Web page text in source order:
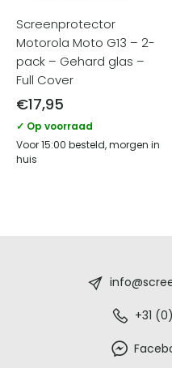
Screenprotector
Motorola Moto G13 – 2-
pack – Gehard glas –
Full Cover
€17,95
✓ Op voorraad
Voor 15:00 besteld, morgen in
huis
+31